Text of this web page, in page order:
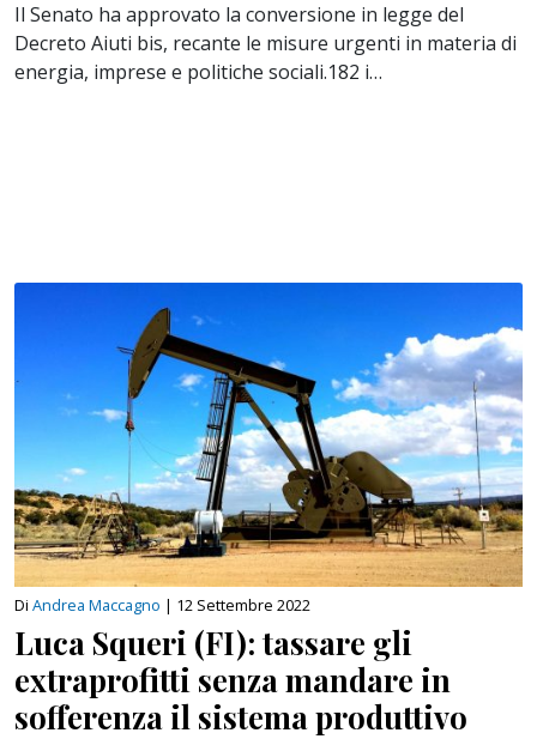
Il Senato ha approvato la conversione in legge del
Decreto Aiuti bis, recante le misure urgenti in materia di
energia, imprese e politiche sociali.182 i…
Di Andrea Maccagno | 12 Settembre 2022
Luca Squeri (FI): tassare gli
extraprofitti senza mandare in
sofferenza il sistema produttivo